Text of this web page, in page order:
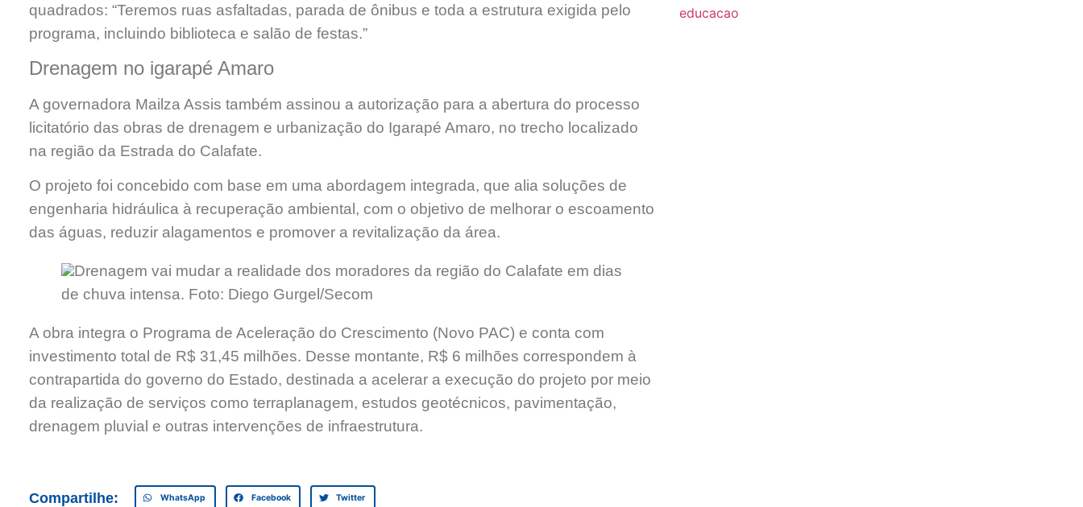
quadrados: “Teremos ruas asfaltadas, parada de ônibus e toda a estrutura exigida pelo
programa, incluindo biblioteca e salão de festas.”
Drenagem no igarapé Amaro
A governadora Mailza Assis também assinou a autorização para a abertura do processo
licitatório das obras de drenagem e urbanização do Igarapé Amaro, no trecho localizado
na região da Estrada do Calafate.
O projeto foi concebido com base em uma abordagem integrada, que alia soluções de
engenharia hidráulica à recuperação ambiental, com o objetivo de melhorar o escoamento
das águas, reduzir alagamentos e promover a revitalização da área.
Drenagem vai mudar a realidade dos moradores da região do Calafate em dias
de chuva intensa. Foto: Diego Gurgel/Secom
A obra integra o Programa de Aceleração do Crescimento (Novo PAC) e conta com
investimento total de R$ 31,45 milhões. Desse montante, R$ 6 milhões correspondem à
contrapartida do governo do Estado, destinada a acelerar a execução do projeto por meio
da realização de serviços como terraplanagem, estudos geotécnicos, pavimentação,
drenagem pluvial e outras intervenções de infraestrutura.
Compartilhe: WhatsApp Facebook Twitter